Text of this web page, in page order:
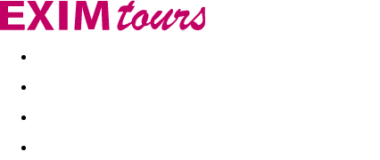
Akční nabídky Last minute